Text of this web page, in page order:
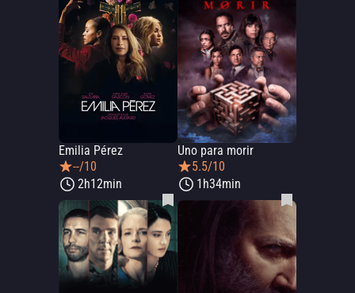
Emilia Pérez
--/10
2h12min
Uno para morir
5.5/10
1h34min